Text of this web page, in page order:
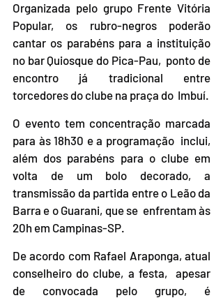
Organizada pelo grupo Frente Vitória
Popular, os rubro-negros poderão
cantar os parabéns para a instituição
no bar Quiosque do Pica-Pau,  ponto de
encontro já tradicional entre
torcedores do clube na praça do  Imbuí.
O evento tem concentração marcada
para às 18h30 e a programação  inclui,
além dos parabéns para o clube em
volta de um bolo decorado, a
transmissão da partida entre o Leão da
Barra e o Guarani, que se  enfrentam às
20h em Campinas-SP.
De acordo com Rafael Araponga, atual
conselheiro do clube, a festa,  apesar
de convocada pelo grupo, é